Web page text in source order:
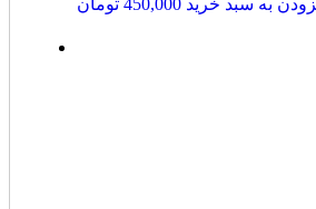
450,000 تومان به سبد خرید